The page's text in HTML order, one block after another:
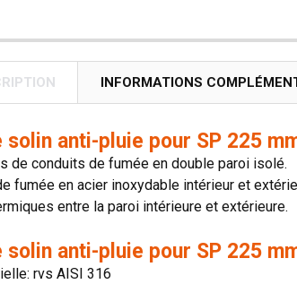
INFORMATIONS
solin anti-pluie pour SP 225
de conduits de fumée en double paroi isolé.
fumée en acier inoxydable intérieur et
entre la paroi intérieure et extérieure.
solin anti-pluie pour SP 225
rvs AISI 316